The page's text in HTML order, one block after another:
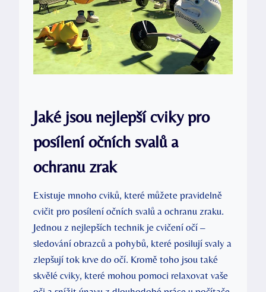
Jaké jsou nejlepší cviky pro
posílení očních svalů a
ochranu zrak
Existuje mnoho cviků, které můžete pravidelně
cvičit pro posílení očních svalů a ochranu zraku.
Jednou z nejlepších technik je cvičení očí –
sledování obrazců a pohybů, které posilují svaly a
zlepšují tok krve do očí. Kromě toho jsou také
skvělé cviky, které mohou pomoci relaxovat vaše